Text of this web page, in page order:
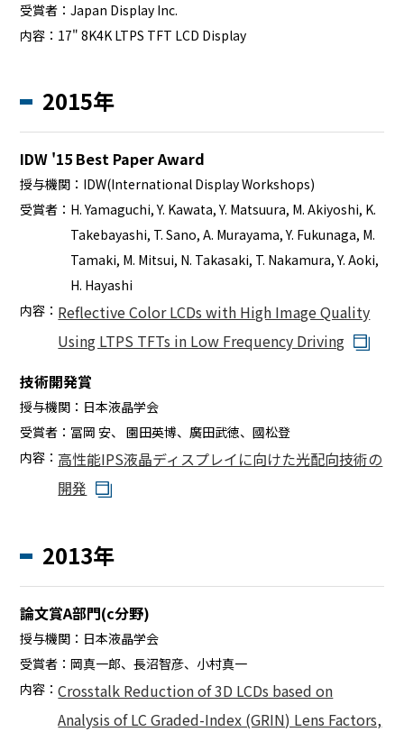
受賞者：Japan Display Inc.
内容： 17" 8K4K LTPS TFT LCD Display
2015年
IDW '15 Best Paper Award
授与機関： IDW(International Display Workshops)
受賞者： H. Yamaguchi, Y. Kawata, Y. Matsuura, M. Akiyoshi, K.
Takebayashi, T. Sano, A. Murayama, Y. Fukunaga, M.
Tamaki, M. Mitsui, N. Takasaki, T. Nakamura, Y. Aoki,
H. Hayashi
内容： Reflective Color LCDs with High Image Quality
Using LTPS TFTs in Low Frequency Driving
技術開発賞
授与機関： 日本液晶学会
受賞者： 冨岡 安、 園田英博、廣田武徳、國松登
内容：高性能IPS液晶ディスプレイに向けた光配向技術の
開発
2013年
論文賞A部門(c分野)
授与機関： 日本液晶学会
受賞者： 岡真一郎、長沼智彦、小村真一
内容：Crosstalk Reduction of 3D LCDs based on
Analysis of LC Graded-Index (GRIN) Lens Factors,